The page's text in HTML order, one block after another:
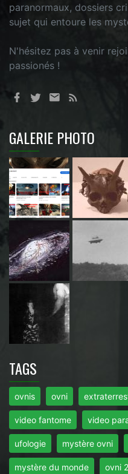
paranormaux, dossiers
sujet qui entoure les
N'hésitez pas à venir
passionés !
GALERIE PHOTO
TAGS
ovnis ovni
video fantome video
ufologie mystère ovni
mystère du monde ovni